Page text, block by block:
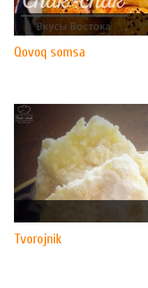
Qovoq somsa
Tvorojnik